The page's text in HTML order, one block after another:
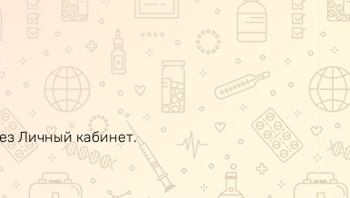
Личный кабинет.